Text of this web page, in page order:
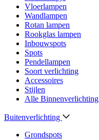
Vloerlampen
Wandlampen
Rotan lampen
Rookglas lampen
Inbouwspots
Spots
Pendellampen
Soort verlichting
Accessoires
Stijlen
Alle Binnenverlichting
Buitenverlichting
Grondspots